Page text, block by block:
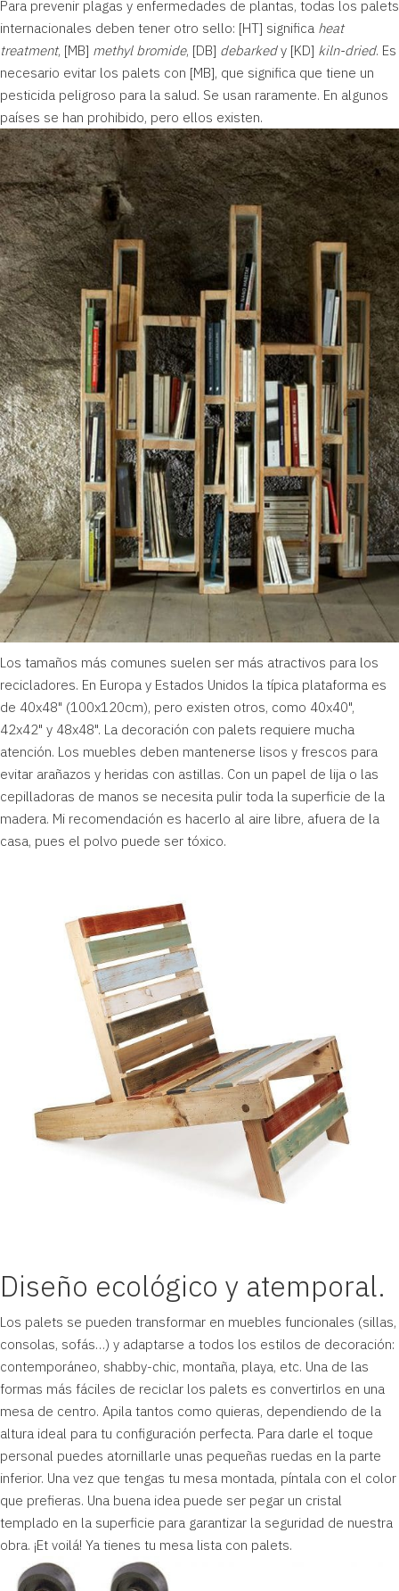
Para prevenir plagas y enfermedades de plantas, todas los palets
internacionales deben tener otro sello: [HT] significa heat
treatment, [MB] methyl bromide, [DB] debarkedy [KD] kiln-dried. Es
necesario evitar los palets con [MB], que significa que tiene un
pesticida peligroso para la salud. Se usan raramente. En algunos
países se han prohibido, pero ellos existen.
Los tamaños más comunes suelen ser más atractivos para los
recicladores. En Europa y Estados Unidos la típica plataforma es
de 40x48" (100x120cm), pero existen otros, como 40x40",
42x42" y 48x48". La decoración con palets requiere mucha
atención. Los muebles deben mantenerse lisos y frescos para
evitar arañazos y heridas con astillas. Con un papel de lija o las
cepilladoras de manos se necesita pulir toda la superficie de la
madera. Mi recomendación es hacerlo al aire libre, afuera de la
casa, pues el polvo puede ser tóxico.
Diseño ecológico y atemporal.
Los palets se pueden transformar en muebles funcionales (sillas,
consolas, sofás…) y adaptarse a todos los estilos de decoración:
contemporáneo, shabby-chic, montaña, playa, etc. Una de las
formas más fáciles de reciclar los palets es convertirlos en una
mesa de centro. Apila tantos como quieras, dependiendo de la
altura ideal para tu configuración perfecta. Para darle el toque
personal puedes atornillarle unas pequeñas ruedas en la parte
inferior. Una vez que tengas tu mesa montada, píntala con el color
que prefieras. Una buena idea puede ser pegar un cristal
templado en la superficie para garantizar la seguridad de nuestra
obra. ¡Et voilá! Ya tienes tu mesa lista con palets.